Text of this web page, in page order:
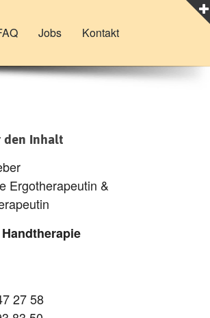
Jobs Kontakt
Inhalt
Ergotherapeutin &
27 58